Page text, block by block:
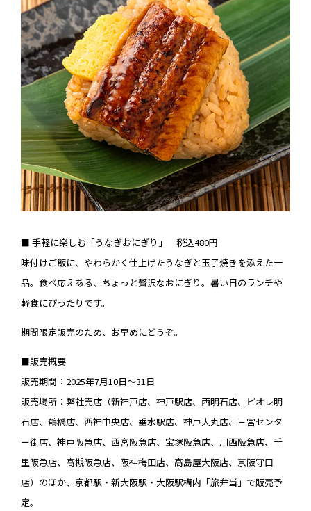
■ 手軽に楽しむ「うなぎおにぎり」 税込480円
味付けご飯に、やわらかく仕上げたうなぎと玉子焼きを添えた一
品。食べ応えある、ちょっと贅沢なおにぎり。暑い日のランチや
軽食にぴったりです。
期間限定販売のため、お早めにどうぞ。
■販売概要
販売期間：2025年7月10日～31日
販売場所：弊社売店（新神戸店、神戸駅店、西明石店、ピオレ明
石店、鶴橋店、西神中央店、垂水駅店、神戸大丸店、三宮センタ
ー街店、神戸阪急店、西宮阪急店、宝塚阪急店、川西阪急店、千
里阪急店、高槻阪急店、阪神梅田店、高島屋大阪店、京阪守口
店）のほか、京都駅・新大阪駅・大阪駅構内「旅弁当」で販売予
定。